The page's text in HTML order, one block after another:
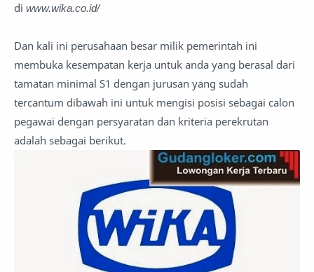
di www.wika.co.id/
Dan kali ini perusahaan besar milik pemerintah ini
membuka kesempatan kerja untuk anda yang berasal dari
tamatan minimal S1 dengan jurusan yang sudah
tercantum dibawah ini untuk mengisi posisi sebagai calon
pegawai dengan persyaratan dan kriteria perekrutan
adalah sebagai berikut.